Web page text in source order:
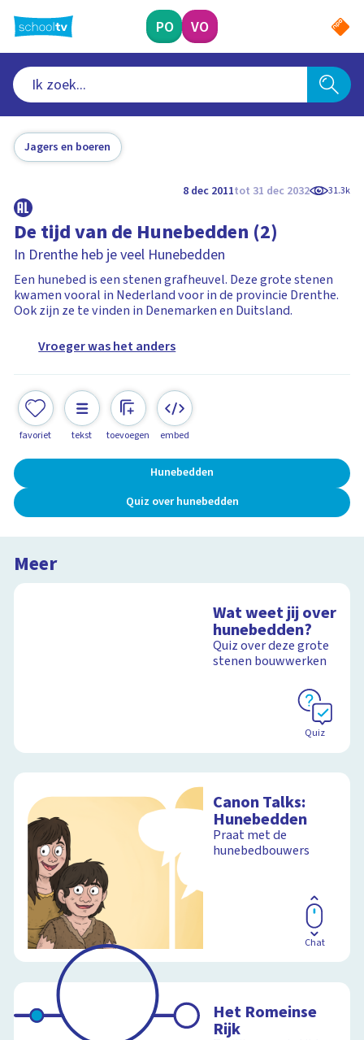
naar
hoofdinhoud
PO VO
Jagers en boeren
8 dec 2011tot 31 dec 2032 31.3k
De tijd van de Hunebedden (2)
In Drenthe heb je veel Hunebedden
Een hunebed is een stenen grafheuvel. Deze grote stenen
kwamen vooral in Nederland voor in de provincie Drenthe.
Ook zijn ze te vinden in Denemarken en Duitsland.
Vroeger was het anders
favoriet tekst toevoegen embed
Hunebedden
Quiz over hunebedden
Meer
Wat weet jij over
hunebedden?
Quiz over deze grote
stenen bouwwerken
Quiz
Canon Talks:
Hunebedden
Praat met de
hunebedbouwers
Chat
Het Romeinse
Rijk